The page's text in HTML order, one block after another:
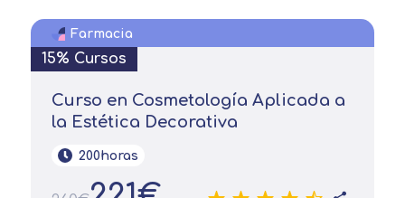
Farmacia
15% Cursos
Curso en Cosmetología Aplicada a
la Estética Decorativa
200horas